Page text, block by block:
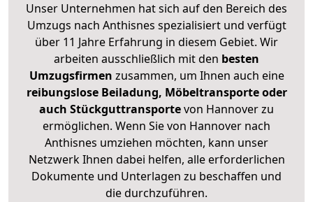
Unser Unternehmen hat sich auf den Bereich des
Umzugs nach Anthisnes spezialisiert und verfügt
über 11 Jahre Erfahrung in diesem Gebiet. Wir
arbeiten ausschließlich mit den besten
Umzugsfirmen zusammen, um Ihnen auch eine
reibungslose Beiladung, Möbeltransporte oder
auch Stückguttransportevon Hannover zu
ermöglichen. Wenn Sie von Hannover nach
Anthisnes umziehen möchten, kann unser
Netzwerk Ihnen dabei helfen, alle erforderlichen
Dokumente und Unterlagen zu beschaffen und
die durchzuführen.